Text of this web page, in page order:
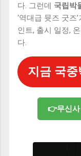
다. 그런데 국립박
‘역대급 뮷즈 굿즈
인트, 출시 일정,
다.
지금 국중
👉무신사